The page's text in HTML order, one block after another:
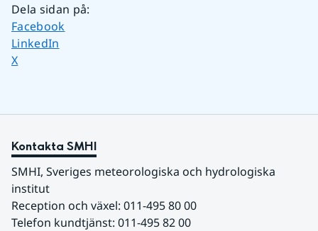
Dela sidan på:
Dela sidan på
Facebook
Dela sidan på
LinkedIn
Dela sidan på
X
Kontakta SMHI
SMHI, Sveriges meteorologiska och hydrologiska
institut
Reception och växel: 011-495 80 00
Telefon kundtjänst: 011-495 82 00